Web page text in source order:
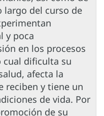
largo del curso de
y poca
en los procesos
cual dificulta su
afecta la
reciben y tiene un
de vida. Por
de su